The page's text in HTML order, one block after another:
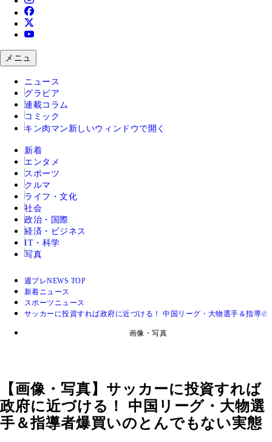
メニュ
ニュース
グラビア
連載コラム
コミック
キン肉マン 新しいウィンドウで開く
新着
エンタメ
スポーツ
クルマ
ライフ・文化
社会
政治・国際
経済・ビジネス
IT・科学
写真
週プレNEWS TOP
新着ニュース
スポーツニュース
サッカーに投資すれば政府に近づける！ 中国リーグ・大物選手＆指導
画像・写真
【画像・写真】サッカーに投資すれば
政府に近づける！ 中国リーグ・大物選
手＆指導者爆買いのとんでもない実態